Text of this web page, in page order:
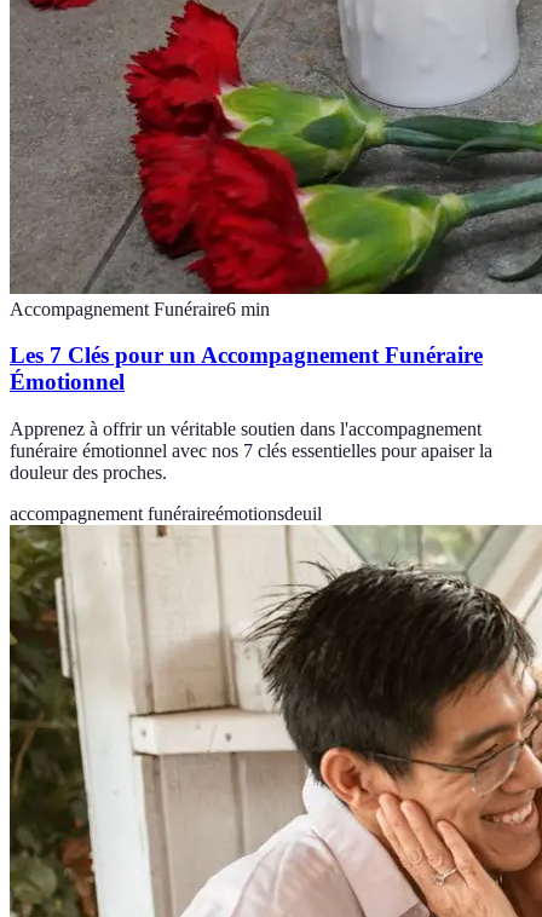
Accompagnement Funéraire6 min
Les 7 Clés pour un Accompagnement Funéraire
Émotionnel
Apprenez à offrir un véritable soutien dans l'accompagnement
funéraire émotionnel avec nos 7 clés essentielles pour apaiser la
douleur des proches.
accompagnement funéraireémotionsdeuil